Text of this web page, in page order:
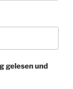
gelesen und